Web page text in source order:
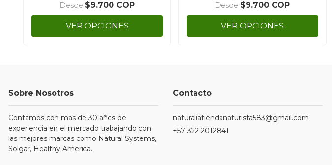
Desde $9.700 COP
VER OPCIONES
Desde $9.700 COP
VER OPCIONES
Sobre Nosotros
Contamos con mas de 30 años de
experiencia en el mercado trabajando con
las mejores marcas como Natural Systems,
Solgar, Healthy America.
Contacto
naturaliatiendanaturista583@gmail.com
+57 322 2012841